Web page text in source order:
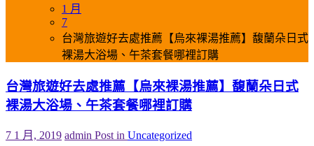
1 月
7
台灣旅遊好去處推薦【烏來裸湯推薦】馥蘭朵日式
裸湯大浴場、午茶套餐哪裡訂購
台灣旅遊好去處推薦【烏來裸湯推薦】馥蘭朵日式
裸湯大浴場、午茶套餐哪裡訂購
7 1 月, 2019 admin Post in Uncategorized